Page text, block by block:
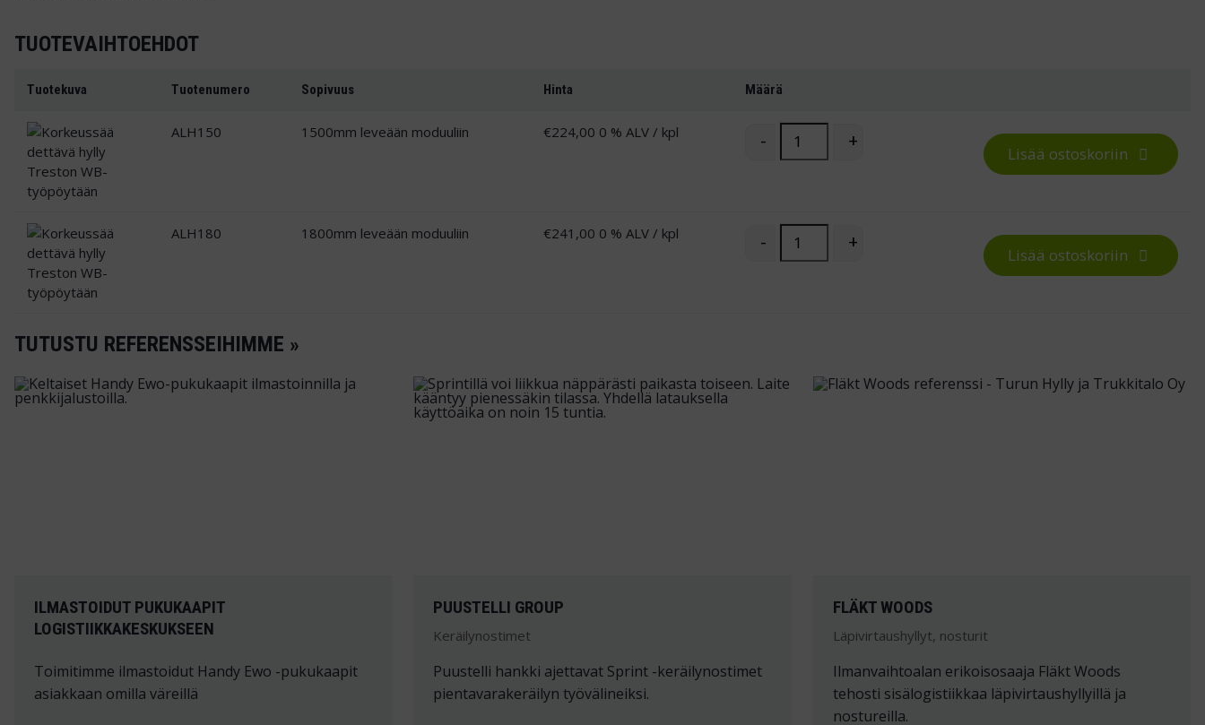
TUOTEVAIHTOEHDOT
Tuotekuva Tuotenumero Sopivuus Hinta Määrä
ALH150 1500mm leveään moduuliin €224,00 0 % ALV / kpl - Korkeussäädettävä hylly Treston WB-työpöytään quantity
+
Lisää ostoskoriin
ALH180 1800mm leveään moduuliin €241,00 0 % ALV / kpl - Korkeussäädettävä hylly Treston WB-työpöytään quantity
+
Lisää ostoskoriin
TUTUSTU REFERENSSEIHIMME »
ILMASTOIDUT PUKUKAAPIT
LOGISTIIKKAKESKUKSEEN
Toimitimme ilmastoidut Handy Ewo -pukukaapit
asiakkaan omilla väreillä
PUUSTELLI GROUP
Keräilynostimet
Puustelli hankki ajettavat Sprint -keräilynostimet
pientavarakeräilyn työvälineiksi.
FLÄKT WOODS
Läpivirtaushyllyt, nosturit
Ilmanvaihtoalan erikoisosaaja Fläkt Woods
tehosti sisälogistiikkaa läpivirtaushyllyillä ja
nostureilla.